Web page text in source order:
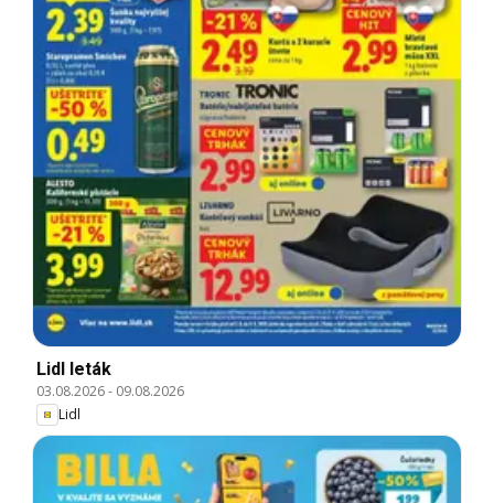
Lidl leták
03.08.2026- 09.08.2026
Lidl